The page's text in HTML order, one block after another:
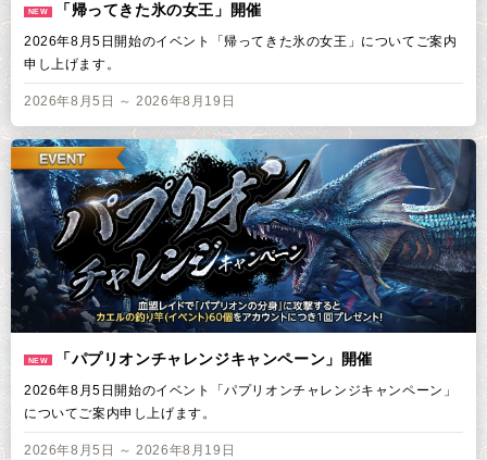
NEW 「帰ってきた氷の女王」開催
2026年8月5日開始のイベント「帰ってきた氷の女王」についてご案内
申し上げます。
2026年8月5日 ～ 2026年8月19日
NEW 「パプリオンチャレンジキャンペーン」開催
2026年8月5日開始のイベント「パプリオンチャレンジキャンペーン」
についてご案内申し上げます。
2026年8月5日 ～ 2026年8月19日